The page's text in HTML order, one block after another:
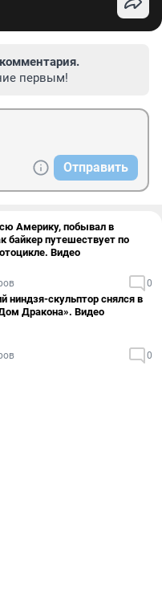
первым!
Отправить
Америку, побывал в
байкер путешествует по
Видео
0
ниндзя-скульптор снялся в
Дракона». Видео
0